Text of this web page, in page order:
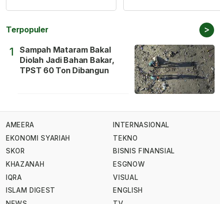
Terpopuler >
1
Sampah Mataram Bakal
Diolah Jadi Bahan Bakar,
TPST 60 Ton Dibangun
AMEERA
EKONOMI SYARIAH
SKOR
KHAZANAH
IQRA
ISLAM DIGEST
INTERNASIONAL
TEKNO
BISNIS FINANSIAL
ESGNOW
VISUAL
ENGLISH